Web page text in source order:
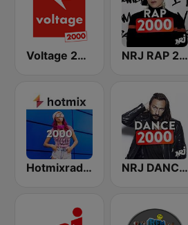
Voltage 2000 NRJ RAP 2000
Hotmixradio 2000 NRJ DANCE 2000'